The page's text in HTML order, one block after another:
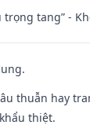
trọng tang” -
thuẫn hay
thiệt.